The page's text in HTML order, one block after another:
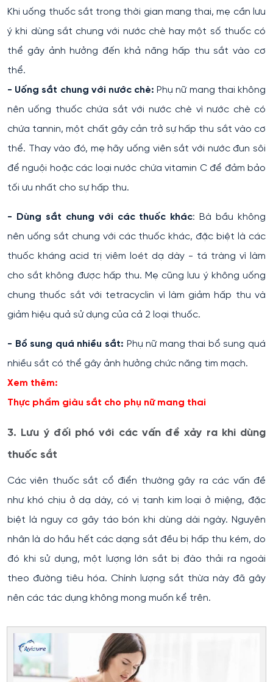
Khi uống thuốc sắt trong thời gian mang thai, mẹ cần lưu
ý khi dùng sắt chung với nước chè hay một số thuốc có
thể gây ảnh hưởng đến khả năng hấp thu sắt vào cơ
thể.
- Uống sắt chung với nước chè: Phụ nữ mang thai không
nên uống thuốc chứa sắt với nước chè vì nước chè có
chứa tannin, một chất gây cản trở sự hấp thu sắt vào cơ
thể. Thay vào đó, mẹ hãy uống viên sắt với nước đun sôi
để nguội hoặc các loại nước chứa vitamin C để đảm bảo
tối ưu nhất cho sự hấp thu.
- Dùng sắt chung với các thuốc khác: Bà bầu không
nên uống sắt chung với các thuốc khác, đặc biệt là các
thuốc kháng acid trị viêm loét dạ dày - tá tràng vì làm
cho sắt không được hấp thu. Mẹ cũng lưu ý không uống
chung thuốc sắt với tetracyclin vì làm giảm hấp thu và
giảm hiệu quả sử dụng của cả 2 loại thuốc.
- Bổ sung quá nhiều sắt: Phụ nữ mang thai bổ sung quá
nhiều sắt có thể gây ảnh hưởng chức năng tim mạch.
Xem thêm:
Thực phẩm giàu sắt cho phụ nữ mang thai
3. Lưu ý đối phó với các vấn đề xảy ra khi dùng
thuốc sắt
Các viên thuốc sắt cổ điển thường gây ra các vấn đề
như khó chịu ở dạ dày, có vị tanh kim loại ở miệng, đặc
biệt là nguy cơ gây táo bón khi dùng dài ngày. Nguyên
nhân là do hầu hết các dạng sắt đều bị hấp thu kém, do
đó khi sử dụng, một lượng lớn sắt bị đào thải ra ngoài
theo đường tiêu hóa. Chính lượng sắt thừa này đã gây
nên các tác dụng không mong muốn kể trên.